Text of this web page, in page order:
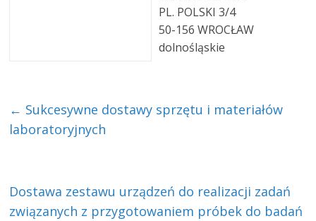
PL. POLSKI 3/4
50-156 WROCŁAW
dolnośląskie
← Sukcesywne dostawy sprzętu i materiałów
laboratoryjnych
Dostawa zestawu urządzeń do realizacji zadań
związanych z przygotowaniem próbek do badań